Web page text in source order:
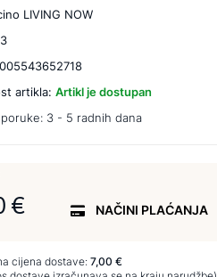
LIVING NOW
artikla: Artikl je dostupan
3 - 5 radnih dana
€ NAČINI PLAĆANJA
cijena dostave: 7,00 €